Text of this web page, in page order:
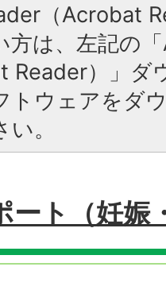
（Acrobat
方は、左記の
Reader）」ダ
トウェアをダ
。
ート（妊娠